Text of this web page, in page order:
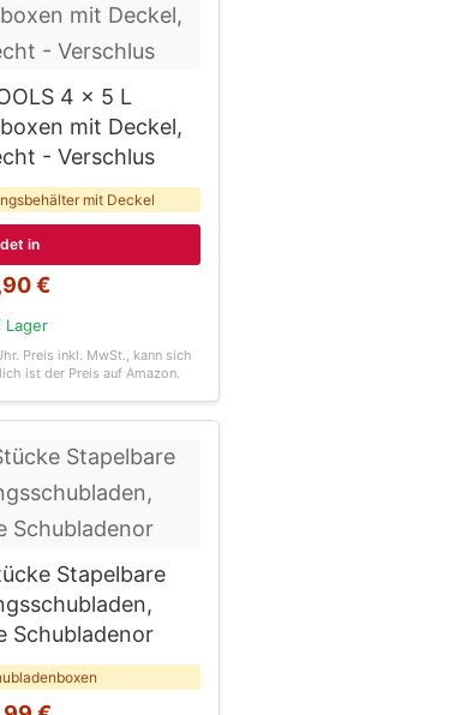
4 x 5 L
mit Deckel,
- Verschlus
mit Deckel
in
€
Lager
. Preis inkl. MwSt., kann sich
ist der Preis auf Amazon.
Stapelbare
Schubladenor